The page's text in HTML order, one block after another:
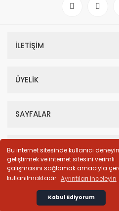
Bu internet sitesinde kullanıcı
geliştirmek ve internet sitesini verimli
çalışmasını sağlamak amacıyla
kullanılmaktadır. Ayrıntıları inceleyin
Kabul Ediyorum
Whatsapp İletişim
İLETİŞİM
ÜYELİK
SAYFALAR
HESABIM
© Tüm Hakları Saklıdır. Kredi kartı